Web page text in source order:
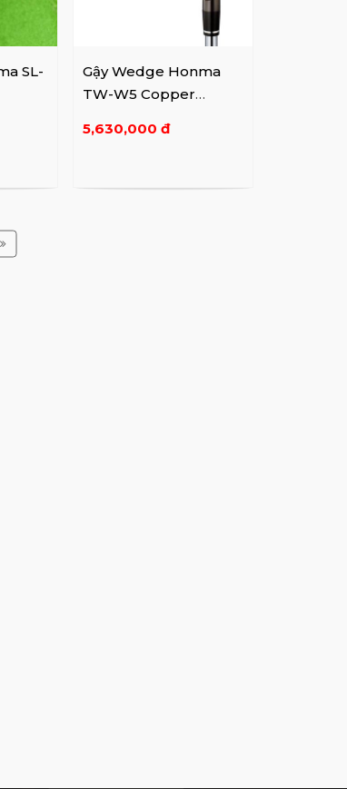
SL-
Gậy Wedge Honma
TW-W5 Copper
5,630,000 đ